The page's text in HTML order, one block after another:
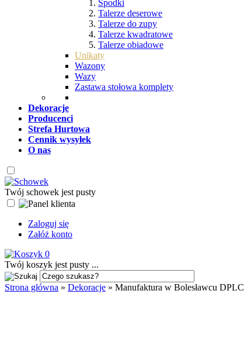
Spodki
Talerze deserowe
Talerze do zupy
Talerze kwadratowe
Talerze obiadowe
Unikaty
Wazony
Wazy
Zastawa stołowa komplety
Dekoracje
Producenci
Strefa Hurtowa
Cennik wysyłek
O nas
Twój schowek jest pusty
Zaloguj się
Załóż konto
0
Twój koszyk jest pusty ...
Strona główna » Dekoracje » Manufaktura w Bolesławcu DPLC